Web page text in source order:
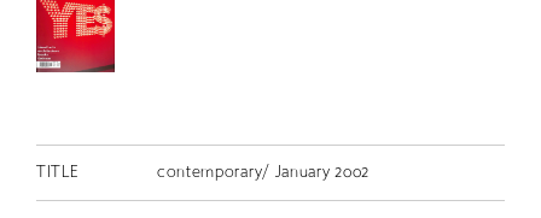
動画
TITLE contemporary/ January 2002